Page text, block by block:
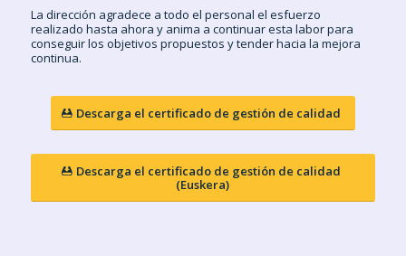
La dirección agradece a todo el personal el esfuerzo
realizado hasta ahora y anima a continuar esta labor para
conseguir los objetivos propuestos y tender hacia la mejora
continua.
Descarga el certificado de gestión de calidad
Descarga el certificado de gestión de calidad
(Euskera)